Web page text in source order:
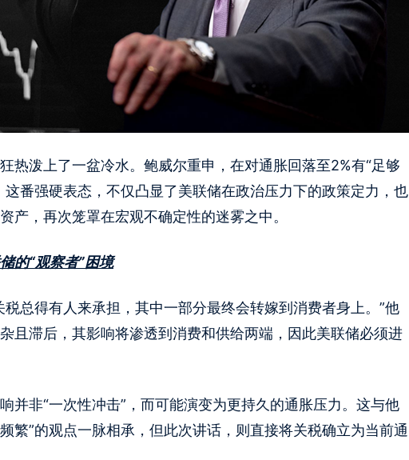
热泼上了一盆冷水。鲍威尔重申，在对通胀回落至2%有“足够
番强硬表态，不仅凸显了美联储在政治压力下的政策定力，也
产，再次笼罩在宏观不确定性的迷雾之中。
的“观察者”困境
总得有人来承担，其中一部分最终会转嫁到消费者身上。”他
且滞后，其影响将渗透到消费和供给两端，因此美联储必须进
并非“一次性冲击”，而可能演变为更持久的通胀压力。这与他
繁”的观点一脉相承，但此次讲话，则直接将关税确立为当前通